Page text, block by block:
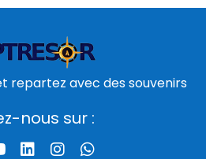
repartez avec des souvenirs
nous sur :